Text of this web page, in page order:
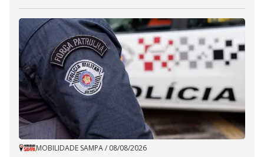
MOBILIDADE SAMPA/ 08/08/2026